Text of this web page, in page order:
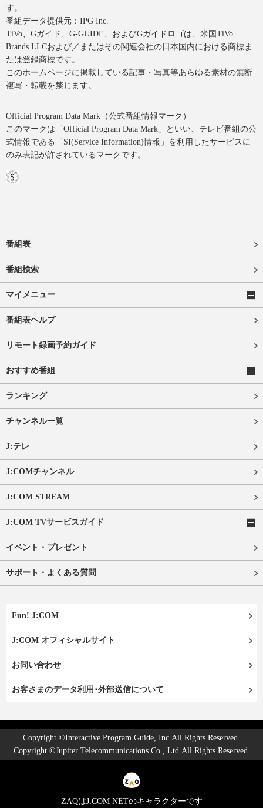
す。
番組データ提供元：IPG Inc.
TiVo、Gガイド、G-GUIDE、およびGガイドロゴは、米国TiVo
Brands LLCおよび／またはその関連会社の日本国内における商標ま
たは登録商標です。
このホームページに掲載している記事・写真等あらゆる素材の無断
複写・転載を禁じます。
Official Program Data Mark（公式番組情報マーク）
このマークは「Official Program Data Mark」といい、テレビ番組の公
式情報である「SI(Service Information)情報」を利用したサービスに
のみ表記が許されているマークです。
番組表
番組検索
マイメニュー
番組表ヘルプ
リモート録画予約ガイド
おすすめ番組
ランキング
チャンネル一覧
J:テレ
J:COMチャンネル
J:COM STREAM
J:COM TVサービスガイド
イベント・プレゼント
サポート・よくある質問
Fun! J:COM
J:COM オフィシャルサイト
お問い合わせ
お客さまのデータ利用･外部送信について
Copyright ©Interactive Program Guide, Inc.All Rights Reserved.
Copyright ©Jupiter Telecommunications Co., Ltd.All Rights Reserved.
ZAQはJ:COM NETのキャラクターです